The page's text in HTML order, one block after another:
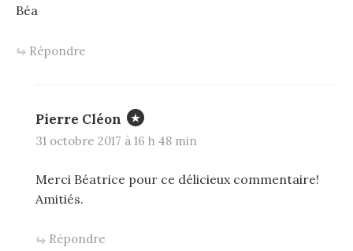
Béa
Répondre
Pierre Cléon
31 octobre 2017 à 16 h 48 min
Merci Béatrice pour ce délicieux commentaire!
Amitiés.
Répondre